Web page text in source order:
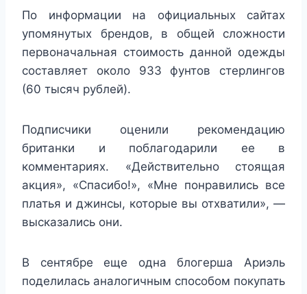
По информации на официальных сайтах
упомянутых брендов, в общей сложности
первоначальная стоимость данной одежды
составляет около 933 фунтов стерлингов
(60 тысяч рублей).
Подписчики оценили рекомендацию
британки и поблагодарили ее в
комментариях. «Действительно стоящая
акция», «Спасибо!», «Мне понравились все
платья и джинсы, которые вы отхватили», —
высказались они.
В сентябре еще одна блогерша Ариэль
поделилась аналогичным способом покупать